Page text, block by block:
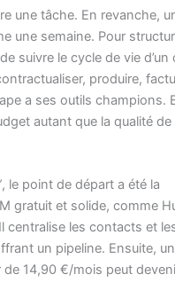
une tâche. En revanche,
une semaine. Pour
suivre le cycle de vie d’un
produire,
a ses outils champions.
autant que la qualité de
le point de départ a été la
gratuit et solide, comme
centralise les contacts et
un pipeline. Ensuite,
de 14,90 €/mois peut